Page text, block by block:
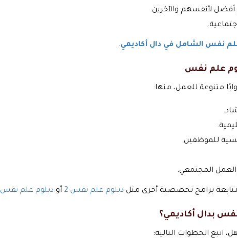
أفضل لأنفسهم والآخرين.
نفس الشامل في دال أكاديمي.
علم نفس
متنوعة للعمل، منها:
للموظفين.
المجتمعي.
برامج تخصصية أخرى مثل دبلوم علم نفس 2 أو دبلوم علم نفس 3
بدال أكاديمي؟
الخطوات التالية: